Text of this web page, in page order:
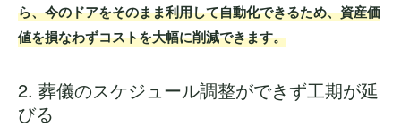
ら、今のドアをそのまま利用して自動化できるため、資産価
値を損なわずコストを大幅に削減できます。
2. 葬儀のスケジュール調整ができず工期が延
びる